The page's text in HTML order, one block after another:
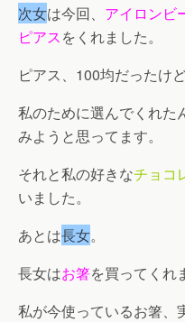
次女は今回、 アイロンビ
ピアスをくれました。
ピアス、100均だったけ
私のために選んでくれた
みようと思ってます。
それと私の好きなチョコ
いました。
あとは長女。
長女はお箸を買ってくれ
私が今使っているお箸、